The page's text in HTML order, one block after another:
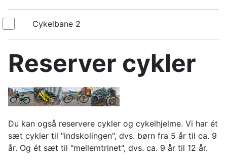
Cykelbane
Cykelbane 2
Reserver cykler
Du kan også reservere cykler og cykelhjelme. Vi har ét
sæt cykler til "indskolingen", dvs. børn fra 5 år til ca. 9
år. Og ét sæt til "mellemtrinet", dvs. ca. 9 år til 12 år.